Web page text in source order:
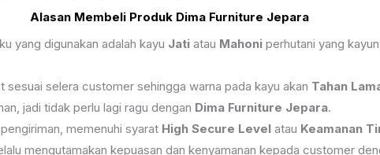
Alasan Membeli Produk Dima Furniture Jepara
yang digunakan adalah kayu Jatiatau Mahoniperhutani yang
selera customer sehingga warna pada kayu akan Tahan
jadi tidak perlu lagi ragu dengan Dima Furniture Jepara.
memenuhi syarat High Secure Levelatau Keamanan
mengutamakan kepuasan dan kenyamanan kepada customer